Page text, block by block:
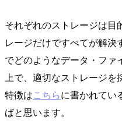
それぞれのストレージは目
レージだけですべてが解決
でどのようなデータ・ファ
上で、適切なストレージを
特徴はこちらに書かれてい
ばと思います。